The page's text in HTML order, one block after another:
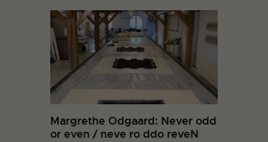
Margrethe Odgaard: Never odd
or even / neve ro ddo reveN